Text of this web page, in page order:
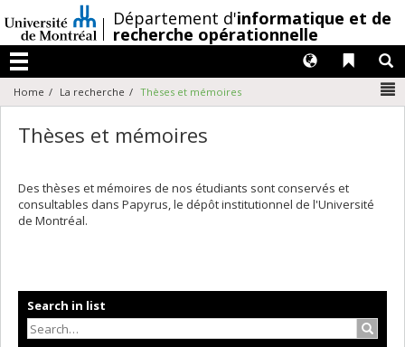
au
contenu
/Département d'informatique et de
recherche opérationnelle
Menu
Liens
Langues
Home La recherche Thèses et mémoires
Thèses et mémoires
Des thèses et mémoires de nos étudiants sont conservés et
consultables dans Papyrus, le dépôt institutionnel de l'Université
de Montréal.
Search in list